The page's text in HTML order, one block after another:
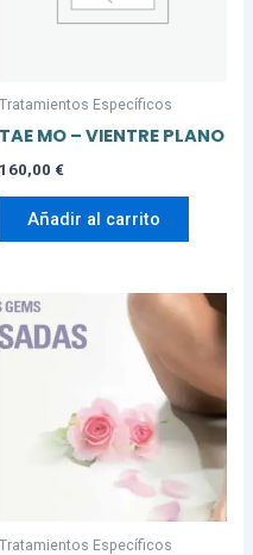
Tratamientos Específicos
TAE MO – VIENTRE PLANO
160,00 €
Añadir al carrito
Tratamientos Específicos